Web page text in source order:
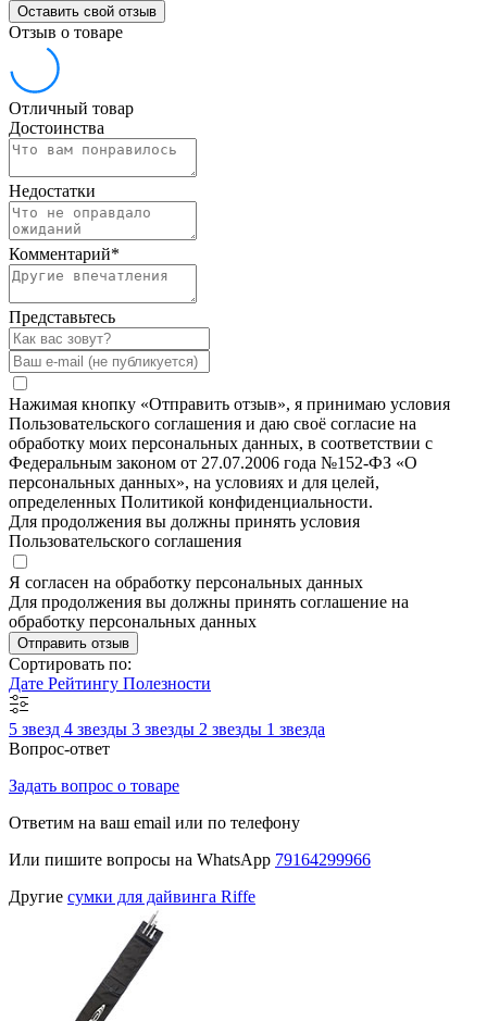
Оставить свой отзыв
Отзыв о товаре
Отличный товар
Достоинства
Недостатки
Комментарий*
Представьтесь
Нажимая кнопку «Отправить отзыв», я принимаю условия
Пользовательского соглашения и даю своё согласие на
обработку моих персональных данных, в соответствии с
Федеральным законом от 27.07.2006 года №152-ФЗ «О
персональных данных», на условиях и для целей,
определенных Политикой конфиденциальности.
Для продолжения вы должны принять условия
Пользовательского соглашения
Я согласен на обработку персональных данных
Для продолжения вы должны принять соглашение на
обработку персональных данных
Отправить отзыв
Сортировать по:
Дате Рейтингу Полезности
5 звезд 4 звезды 3 звезды 2 звезды 1 звезда
Вопрос-ответ
Задать вопрос о товаре
Ответим на ваш email или по телефону
Или пишите вопросы на WhatsApp 79164299966
Другие сумки для дайвинга Riffe